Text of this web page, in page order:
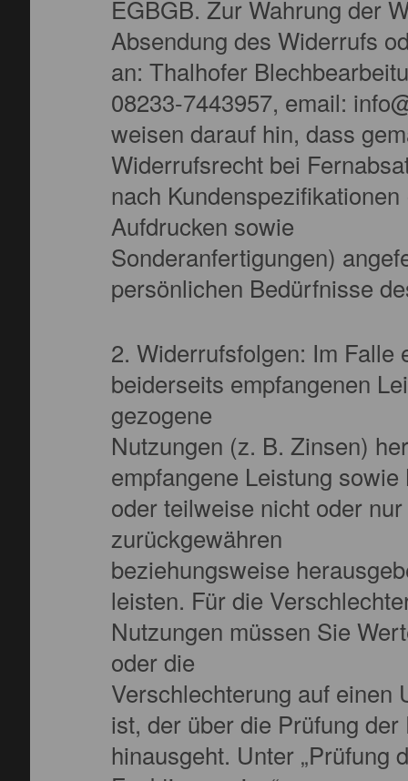
EGBGB. Zur Wahrung der
Absendung des Widerrufs
an: Thalhofer
08233-7443957, email:
weisen darauf hin, dass
Widerrufsrecht bei
nach
Aufdrucken sowie
Sonderanfertigungen)
persönlichen Bedürfnisse
2. Widerrufsfolgen: Im
beiderseits empfangenen
gezogene
Nutzungen (z. B. Zinsen)
empfangene Leistung
oder teilweise nicht oder
zurückgewähren
beziehungsweise
leisten. Für die
Nutzungen müssen Sie
oder die
Verschlechterung auf einen
ist, der über die Prüfung
hinausgeht. Unter „Prüfung